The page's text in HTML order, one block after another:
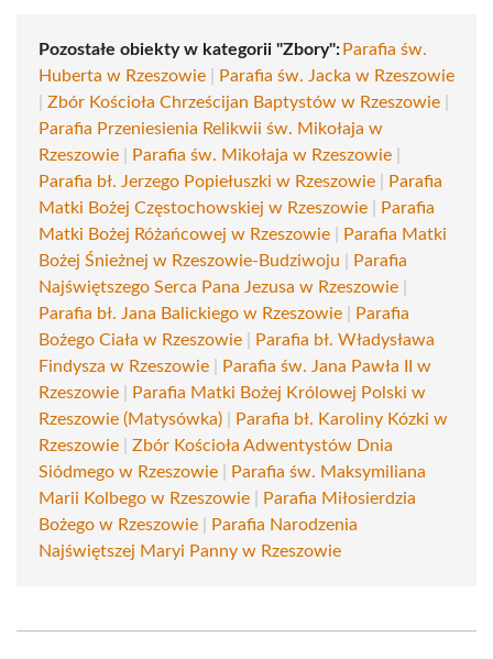
Pozostałe obiekty w kategorii "Zbory": Parafia św.
Huberta w Rzeszowie
Parafia św. Jacka w Rzeszowie
Zbór Kościoła Chrześcijan Baptystów w Rzeszowie
Parafia Przeniesienia Relikwii św. Mikołaja w
Rzeszowie
Parafia św. Mikołaja w Rzeszowie
Parafia bł. Jerzego Popiełuszki w Rzeszowie
Parafia
Matki Bożej Częstochowskiej w Rzeszowie
Parafia
Matki Bożej Różańcowej w Rzeszowie
Parafia Matki
Bożej Śnieżnej w Rzeszowie-Budziwoju
Parafia
Najświętszego Serca Pana Jezusa w Rzeszowie
Parafia bł. Jana Balickiego w Rzeszowie
Parafia
Bożego Ciała w Rzeszowie
Parafia bł. Władysława
Findysza w Rzeszowie
Parafia św. Jana Pawła II w
Rzeszowie
Parafia Matki Bożej Królowej Polski w
Rzeszowie (Matysówka)
Parafia bł. Karoliny Kózki w
Rzeszowie
Zbór Kościoła Adwentystów Dnia
Siódmego w Rzeszowie
Parafia św. Maksymiliana
Marii Kolbego w Rzeszowie
Parafia Miłosierdzia
Bożego w Rzeszowie
Parafia Narodzenia
Najświętszej Maryi Panny w Rzeszowie